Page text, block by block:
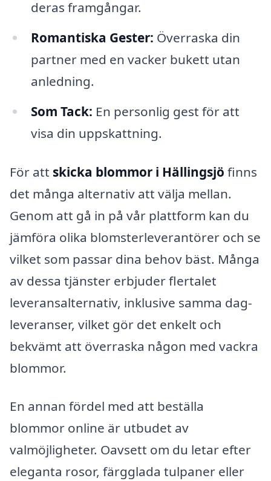
deras framgångar.
Romantiska Gester: Överraska din
partner med en vacker bukett utan
anledning.
Som Tack: En personlig gest för att
visa din uppskattning.
För att skicka blommor i Hällingsjö finns
det många alternativ att välja mellan.
Genom att gå in på vår plattform kan du
jämföra olika blomsterleverantörer och se
vilket som passar dina behov bäst. Många
av dessa tjänster erbjuder flertalet
leveransalternativ, inklusive samma dag-
leveranser, vilket gör det enkelt och
bekvämt att överraska någon med vackra
blommor.
En annan fördel med att beställa
blommor online är utbudet av
valmöjligheter. Oavsett om du letar efter
eleganta rosor, färgglada tulpaner eller